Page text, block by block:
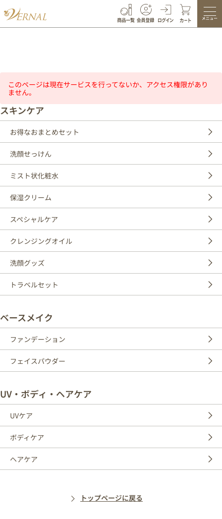
メニュー
スキンケア
お得なおまとめセット
洗顔せっけん
ミスト状化粧水
保湿クリーム
スペシャルケア
クレンジングオイル
洗顔グッズ
トラベルセット
ベースメイク
ファンデーション
フェイスパウダー
UV・ボディ・ヘアケア
UVケア
ボディケア
ヘアケア
このページは現在サービスを行ってないか、アクセス権限があり
ません。
トップページに戻る